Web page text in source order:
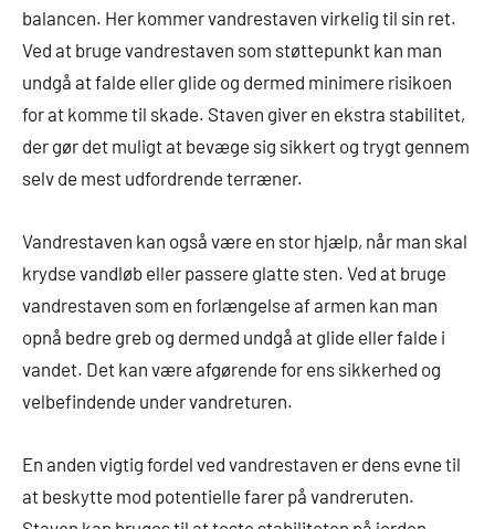
balancen. Her kommer vandrestaven virkelig til sin ret.
Ved at bruge vandrestaven som støttepunkt kan man
undgå at falde eller glide og dermed minimere risikoen
for at komme til skade. Staven giver en ekstra stabilitet,
der gør det muligt at bevæge sig sikkert og trygt gennem
selv de mest udfordrende terræner.
Vandrestaven kan også være en stor hjælp, når man skal
krydse vandløb eller passere glatte sten. Ved at bruge
vandrestaven som en forlængelse af armen kan man
opnå bedre greb og dermed undgå at glide eller falde i
vandet. Det kan være afgørende for ens sikkerhed og
velbefindende under vandreturen.
En anden vigtig fordel ved vandrestaven er dens evne til
at beskytte mod potentielle farer på vandreruten.